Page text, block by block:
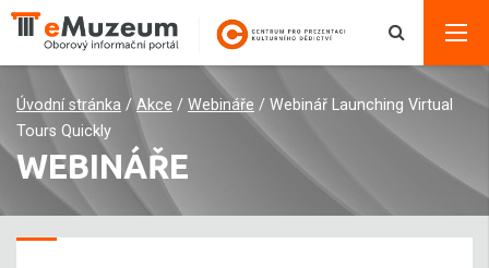
Úvodní stránka / Akce / Webináře / Webinář Launching Virtual
Tours Quickly
WEBINÁŘE